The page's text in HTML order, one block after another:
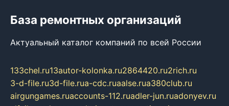
База ремонтных организаций
Актуальный каталог компаний по всей России
133chel.ru13autor-kolonka.ru2864420.ru2rich.ru
3-d-file.ru3d-file.rua-cdc.ruaalse.rua380club.ru
airgungames.ruaccounts-112.ruadler-jun.ruadonyev.ru